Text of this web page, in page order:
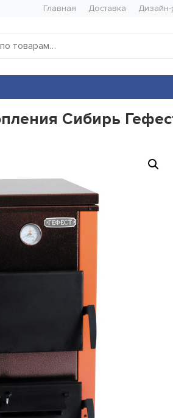
Главная Доставка
Сибирь